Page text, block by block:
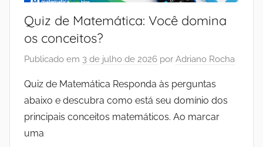
Quiz de Matemática: Você domina
os conceitos?
Publicado em 3 de julho de 2026 por Adriano Rocha
Quiz de Matemática Responda às perguntas
abaixo e descubra como está seu domínio dos
principais conceitos matemáticos. Ao marcar
uma